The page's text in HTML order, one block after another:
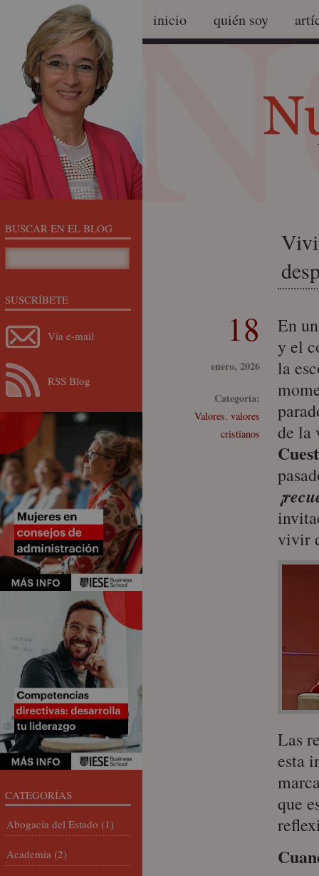
inicio quién soy
18
enero, 2026
Categoría:
Valores, valores
cristianos
En
y el
la
de la
vivir
Las
esta
que
BUSCAR EN EL BLOG
SUSCRÍBETE
Vía e-mail
RSS Blog
CATEGORÍAS
Abogacía del Estado (1)
Academia (2)